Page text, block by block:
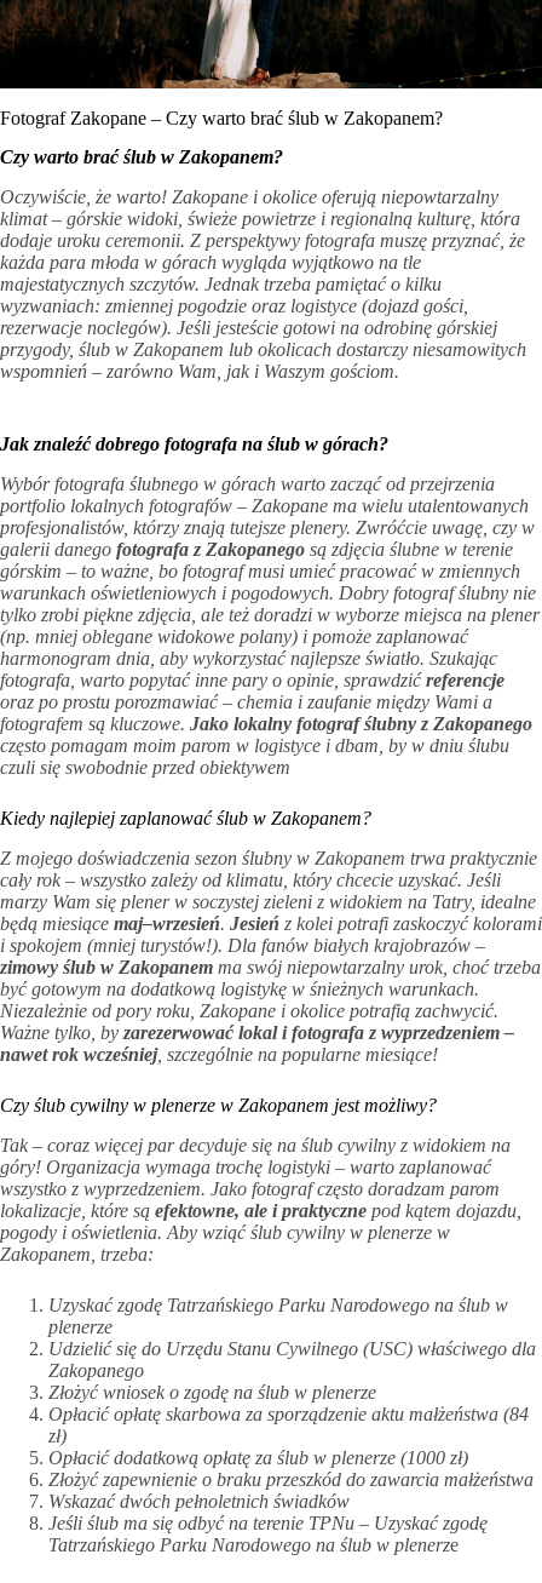
Fotograf Zakopane – Czy warto brać ślub w Zakopanem?
Czy warto brać ślub w Zakopanem?
Oczywiście, że warto! Zakopane i okolice oferują niepowtarzalny
klimat – górskie widoki, świeże powietrze i regionalną kulturę, która
dodaje uroku ceremonii. Z perspektywy fotografa muszę przyznać, że
każda para młoda w górach wygląda wyjątkowo na tle
majestatycznych szczytów. Jednak trzeba pamiętać o kilku
wyzwaniach: zmiennej pogodzie oraz logistyce (dojazd gości,
rezerwacje noclegów). Jeśli jesteście gotowi na odrobinę górskiej
przygody, ślub w Zakopanem lub okolicach dostarczy niesamowitych
wspomnień – zarówno Wam, jak i Waszym gościom.
Jak znaleźć dobrego fotografa na ślub w górach?
Wybór fotografa ślubnego w górach warto zacząć od przejrzenia
portfolio lokalnych fotografów – Zakopane ma wielu utalentowanych
profesjonalistów, którzy znają tutejsze plenery. Zwróćcie uwagę, czy w
galerii danego fotografa z Zakopanego są zdjęcia ślubne w terenie
górskim – to ważne, bo fotograf musi umieć pracować w zmiennych
warunkach oświetleniowych i pogodowych. Dobry fotograf ślubny nie
tylko zrobi piękne zdjęcia, ale też doradzi w wyborze miejsca na plener
(np. mniej oblegane widokowe polany) i pomoże zaplanować
harmonogram dnia, aby wykorzystać najlepsze światło. Szukając
fotografa, warto popytać inne pary o opinie, sprawdzićreferencje
oraz po prostu porozmawiać – chemia i zaufanie między Wami a
fotografem są kluczowe. Jako lokalny fotograf ślubny z Zakopanego
często pomagam moim parom w logistyce i dbam, by w dniu ślubu
czuli się swobodnie przed obiektywem
Kiedy najlepiej zaplanować ślub w Zakopanem?
Z mojego doświadczenia sezon ślubny w Zakopanem trwa praktycznie
cały rok – wszystko zależy od klimatu, który chcecie uzyskać. Jeśli
marzy Wam się plener w soczystej zieleni z widokiem na Tatry, idealne
będą miesiące maj–wrzesień. Jesień z kolei potrafi zaskoczyć kolorami
i spokojem (mniej turystów!). Dla fanów białych krajobrazów –
zimowy ślub w Zakopanem ma swój niepowtarzalny urok, choć trzeba
być gotowym na dodatkową logistykę w śnieżnych warunkach.
Niezależnie od pory roku, Zakopane i okolice potrafią zachwycić.
Ważne tylko, by zarezerwować lokal i fotografa z wyprzedzeniem –
nawet rok wcześniej, szczególnie na popularne miesiące!
Czy ślub cywilny w plenerze w Zakopanem jest możliwy?
Tak – coraz więcej par decyduje się na ślub cywilny z widokiem na
góry! Organizacja wymaga trochę logistyki – warto zaplanować
wszystko z wyprzedzeniem. Jako fotograf często doradzam parom
lokalizacje, które są efektowne, ale i praktyczne pod kątem dojazdu,
pogody i oświetlenia. Aby wziąć ślub cywilny w plenerze w
Zakopanem, trzeba:
Uzyskać zgodę Tatrzańskiego Parku Narodowego na ślub w
plenerze
Udzielić się do Urzędu Stanu Cywilnego (USC) właściwego dla
Zakopanego
Złożyć wniosek o zgodę na ślub w plenerze
Opłacić opłatę skarbowa za sporządzenie aktu małżeństwa (84
zł)
Opłacić dodatkową opłatę za ślub w plenerze (1000 zł)
Złożyć zapewnienie o braku przeszkód do zawarcia małżeństwa
Wskazać dwóch pełnoletnich świadków
Jeśli ślub ma się odbyć na terenie TPNu – Uzyskać zgodę
Tatrzańskiego Parku Narodowego na ślub w plenerze